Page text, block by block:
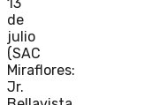
13
de
julio
(SAC
Miraflores:
Jr.